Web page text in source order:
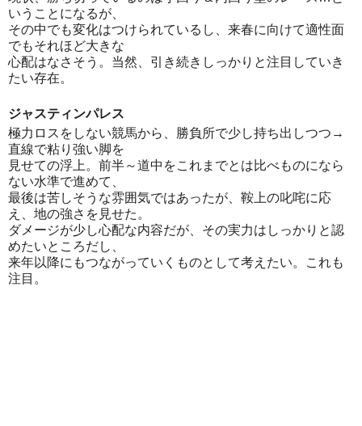
いうことになるが、
その中でも変化はつけられているし、来春に向けて適性面
でもそれほど大きな
心配はなさそう。当然、引き続きしっかりと注目していき
たい存在。
ジャスティンパレス
極力ロスをしない競馬から、勝負所で少し持ち出しつつ→
直線で粘り強い脚を
見せての浮上。前半～道中をこれまでとは比べものになら
ない水準で進めて、
最後は苦しそうな雰囲気ではあったが、鞍上の叱咤に応
え、地の強さを見せた。
ダメージが少し心配な内容だが、その実力はしっかりと認
めたいところだし、
来年以降にもつながっていくものとして考えたい。これも
注目。